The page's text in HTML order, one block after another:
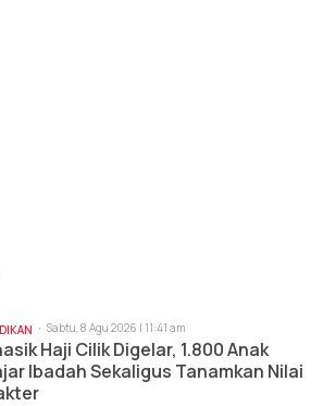
Sabtu, 8 Agu 2026 | 11:41 am
Haji Cilik Digelar, 1.800 Anak
Ibadah Sekaligus Tanamkan Nilai